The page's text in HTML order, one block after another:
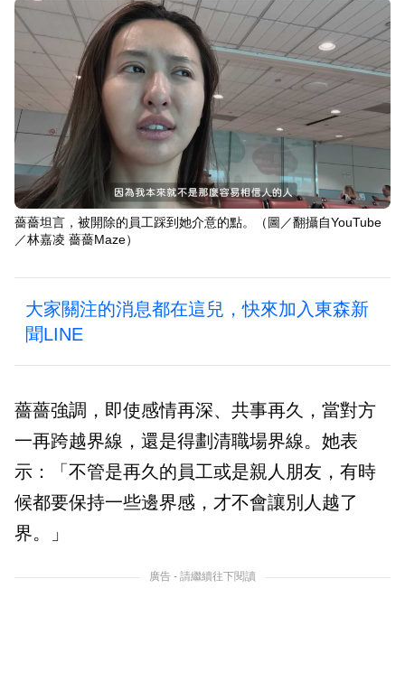
薔薔坦言，被開除的員工踩到她介意的點。（圖／翻攝自YouTube
／林嘉凌 薔薔Maze）
大家關注的消息都在這兒，快來加入東森新
聞LINE
薔薔強調，即使感情再深、共事再久，當對方
一再跨越界線，還是得劃清職場界線。她表
示：「不管是再久的員工或是親人朋友，有時
候都要保持一些邊界感，才不會讓別人越了
界。」
廣告 - 請繼續往下閱讀